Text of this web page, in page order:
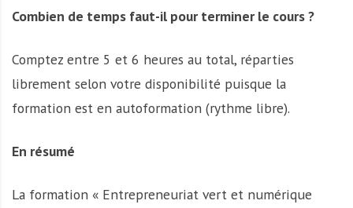
Combien de temps faut-il pour terminer le cours ?
Comptez entre 5 et 6 heures au total, réparties
librement selon votre disponibilité puisque la
formation est en autoformation (rythme libre).
En résumé
La formation « Entrepreneuriat vert et numérique